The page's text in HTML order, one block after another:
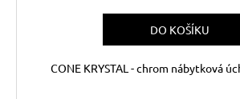
DO KOŠÍKU
CONE KRYSTAL - chrom nábytková